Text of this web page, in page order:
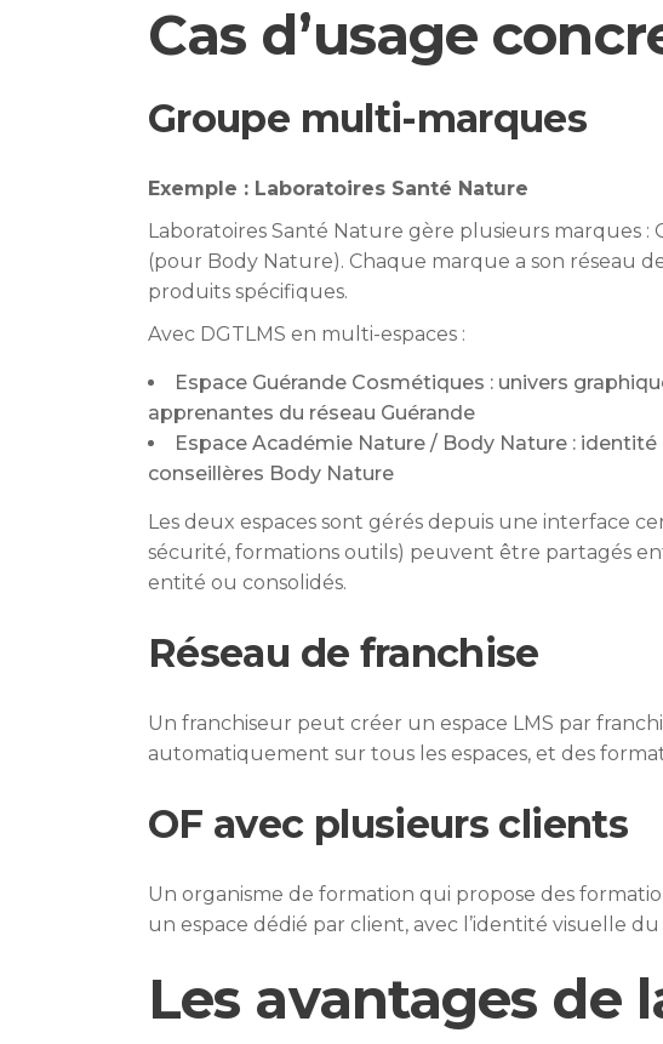
Cas d’usage
Groupe multi-marques
Exemple : Laboratoires Santé Nature
Laboratoires Santé Nature gère plusieurs marques
(pour Body Nature). Chaque marque a son réseau
produits spécifiques.
Avec DGTLMS en multi-espaces :
Espace Guérande Cosmétiques : univers
apprenantes du réseau Guérande
Espace Académie Nature / Body Nature :
conseillères Body Nature
Les deux espaces sont gérés depuis une interface
sécurité, formations outils) peuvent être partagés
entité ou consolidés.
Réseau de franchise
Un franchiseur peut créer un espace LMS par
automatiquement sur tous les espaces, et des
OF avec plusieurs clients
Un organisme de formation qui propose des
un espace dédié par client, avec l’identité visuelle
Les avantages de